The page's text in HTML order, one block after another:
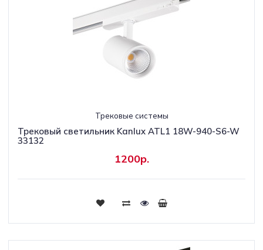
Трековые системы
Трековый светильник Kanlux ATL1 18W-940-S6-W
33132
1200р.